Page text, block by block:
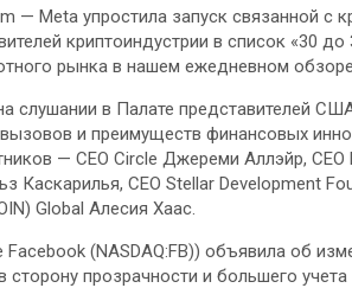
— Meta упростила запуск связанной
криптоиндустрии в список «30
рынка в нашем ежедневном
слушании в Палате представителей
и преимуществ финансовых
— CEO Circle Джереми Аллэйр,
Каскарилья, CEO Stellar Development
Global Алесия Хаас.
Facebook (NASDAQ:FB)) объявила об
сторону прозрачности и большего